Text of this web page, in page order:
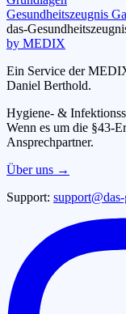
Gesundheitszeugnis
das-G
by MEDIX
Ein Service der
Daniel Berthold.
Hygiene- &
Wenn es um die §43-
Ansprechpartner.
Über uns →
Support: